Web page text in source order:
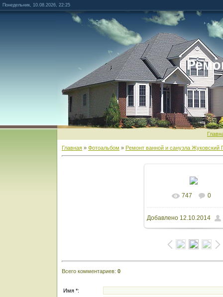
Понедельник, 10.08.2026, 22:25
Главная » Фотоальбом » Ремонт ванной и санузла Жуковский
В реальном
1600x1200/ 123.3Kb
747 0
Добавлено12.10.2014
Всего комментариев: 0
Имя *: